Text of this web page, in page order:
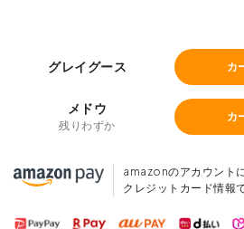
グレイグース カ
メドウ
残りわずか
カ
amazonのアカウント
クレジットカード情報